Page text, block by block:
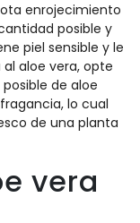
enrojecimiento
posible y
piel sensible y le
aloe vera, opte
de aloe
lo cual
de una planta
vera